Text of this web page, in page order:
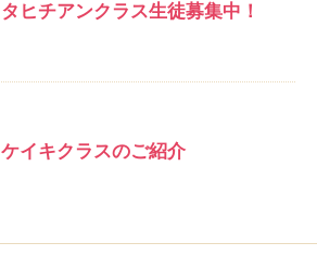
タヒチアンクラス生徒募集中！
ケイキクラスのご紹介